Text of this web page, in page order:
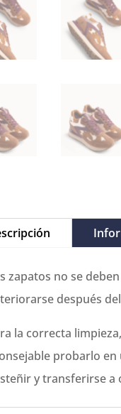
zapatos no se
después
la correcta
probarlo
y transferirse a